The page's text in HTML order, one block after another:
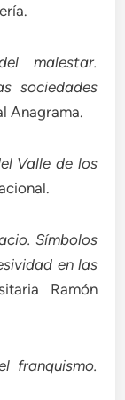
malestar.
sociedades
Anagrama.
Valle de los
Símbolos
en las
Ramón
franquismo.